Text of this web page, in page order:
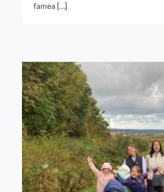
famea […]